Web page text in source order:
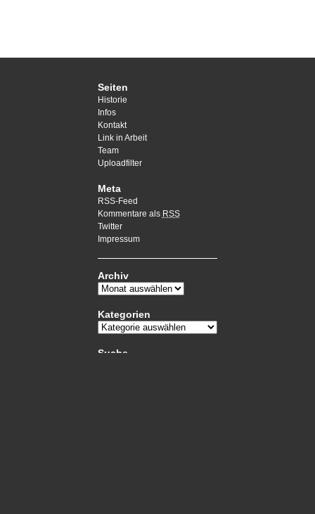
Seiten
Historie
Infos
Kontakt
Link in Arbeit
Team
Uploadfilter
Meta
RSS-Feed
Kommentare als RSS
Twitter
Impressum
Archiv
Kategorien
Suche